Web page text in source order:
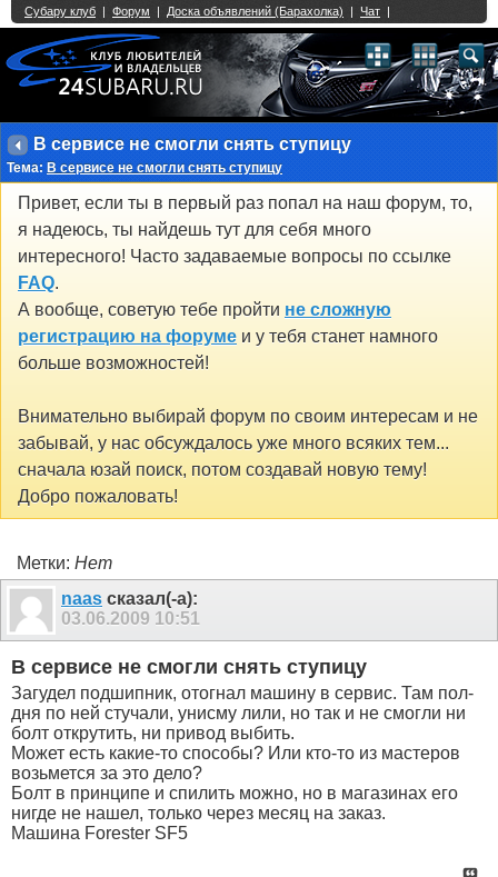
В сервисе не смогли снять ступицу
Тема: В сервисе не смогли снять ступицу
Привет, если ты в первый раз попал на наш форум, то,
я надеюсь, ты найдешь тут для себя много
интересного! Часто задаваемые вопросы по ссылке
FAQ.
А вообще, советую тебе пройти не сложную
регистрацию на форуме и у тебя станет намного
больше возможностей!
Внимательно выбирай форум по своим интересам и не
забывай, у нас обсуждалось уже много всяких тем...
сначала юзай поиск, потом создавай новую тему!
Добро пожаловать!
Метки: Нет
naas сказал(-а):
03.06.2009 10:51
В сервисе не смогли снять ступицу
Загудел подшипник, отогнал машину в сервис. Там пол-
дня по ней стучали, унисму лили, но так и не смогли ни
болт открутить, ни привод выбить.
Может есть какие-то способы? Или кто-то из мастеров
возьмется за это дело?
Болт в принципе и спилить можно, но в магазинах его
нигде не нашел, только через месяц на заказ.
Машина Forester SF5
Single Sign On provided byvBSSO
2 3 4 5 6 7 8 9 10 11 12 13 14 15 16 17 18 21 22 23 24 25 26
27 28 29 30 31 32 33 34 35 36 37 38 39 40 41 42 43